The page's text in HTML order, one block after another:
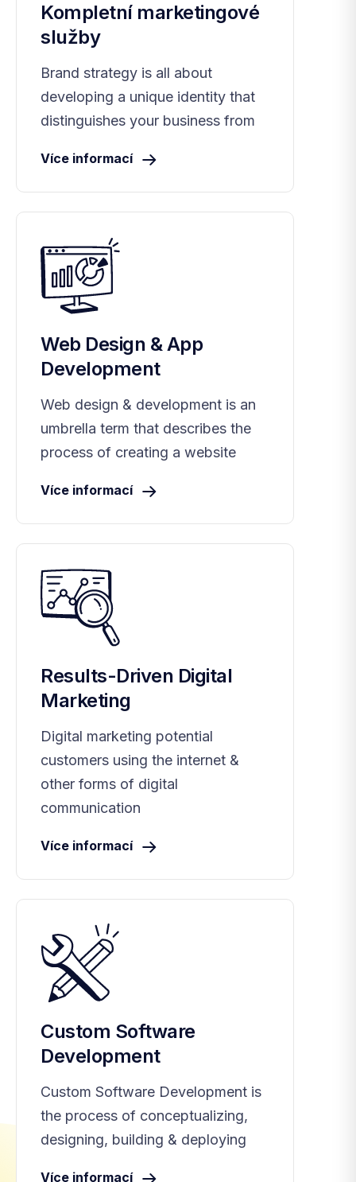
Kompletní marketingové
služby
Brand strategy is all about
developing a unique identity that
distinguishes your business from
Více informací
Web Design & App
Development
Web design & development is an
umbrella term that describes the
process of creating a website
Více informací
Results-Driven Digital
Marketing
Digital marketing potential
customers using the internet &
other forms of digital
communication
Více informací
Custom Software
Development
Custom Software Development is
the process of conceptualizing,
designing, building & deploying
Více informací